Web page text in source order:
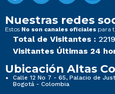
Nuestras redes
Estos No son canales oficiales para
Total de Visitantes :
Visitantes Últimas 24
Ubicación Altas
Calle 12 No 7 - 65, Palacio de
Bogotá - Colombia